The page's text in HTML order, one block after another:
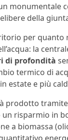
monumentale
della
per quanto
la
di profondità
termico di
estate e più
prodotto
risparmio in
a biomassa